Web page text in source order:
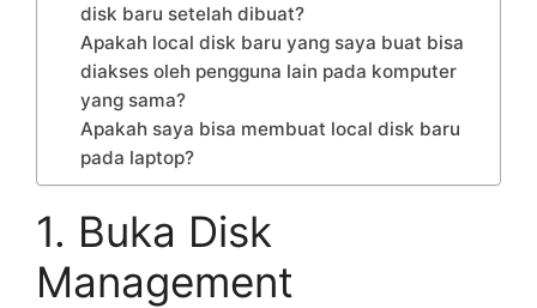
disk baru setelah dibuat?
Apakah local disk baru yang saya buat bisa
diakses oleh pengguna lain pada komputer
yang sama?
Apakah saya bisa membuat local disk baru
pada laptop?
1. Buka Disk
Management